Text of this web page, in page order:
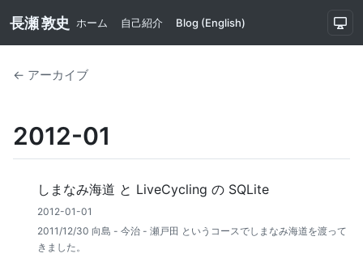
長瀬 敦史 ホーム 自己紹介 Blog (English)
← アーカイブ
2012-01
しまなみ海道 と LiveCycling の SQLite
2012-01-01
2011/12/30 向島 - 今治 - 瀬戸田 というコースでしまなみ海道を渡って
きました。